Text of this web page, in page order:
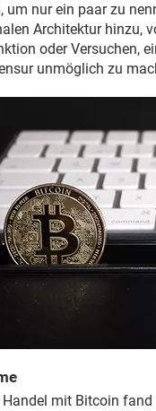
, um nur ein paar zu
Architektur hinzu,
oder Versuchen,
unmöglich zu
Handel mit Bitcoin